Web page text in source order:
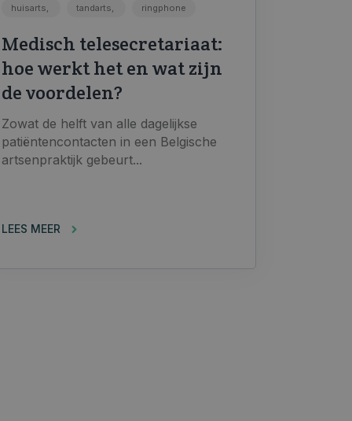
huisarts, tandarts, ringphone
Medisch telesecretariaat:
hoe werkt het en wat zijn
de voordelen?
Zowat de helft van alle dagelijkse
patiëntencontacten in een Belgische
artsenpraktijk gebeurt...
LEES MEER